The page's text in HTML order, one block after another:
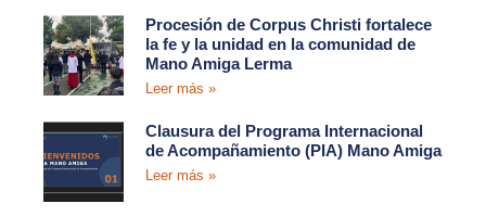
Procesión de Corpus Christi fortalece
la fe y la unidad en la comunidad de
Mano Amiga Lerma
Leer más »
Clausura del Programa Internacional
de Acompañamiento (PIA) Mano Amiga
Leer más »